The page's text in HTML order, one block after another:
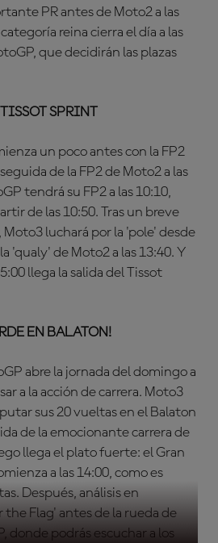
PR antes de Moto2 a las
reina cierra el día a las
que decidirán las plazas
SPRINT
un poco antes con la FP2
de la FP2 de Moto2 a las
tendrá su FP2 a las 10:10,
de las 10:50. Tras un breve
Moto3 luchará por la 'pole' desde
'qualy' de Moto2 a las 13:40. Y
llega la salida del Tissot
EN BALATON!
abre la jornada del domingo a
a la acción de carrera. Moto3
sus 20 vueltas en el Balaton
de la emocionante carrera de
llega el plato fuerte: el Gran
a las 14:00, como es
Después, análisis en
Flag' antes de la rueda de
donde podrás escuchar a los